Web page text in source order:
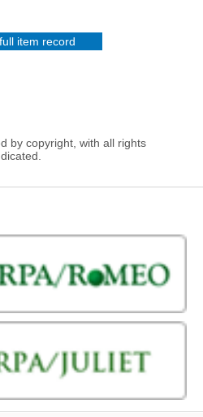
item record
by copyright, with all rights